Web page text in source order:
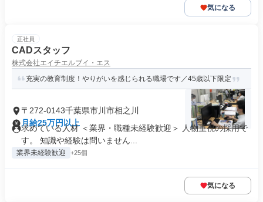
気になる
正社員
CADスタッフ
株式会社エイチエルブイ・エス
充実の教育制度！やりがいを感じられる職場です／45歳以下限定
〒272-0143千葉県市川市相之川
月給25万円以上
求めている人材 ＜業界・職種未経験歓迎＞ 人物重視の採用で
す。 知識や経験は問いません...
業界未経験歓迎 +25個
気になる